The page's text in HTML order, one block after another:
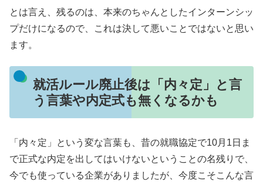
とは言え、残るのは、本来のちゃんとしたインターンシッ
プだけになるので、これは決して悪いことではないと思い
ます。
就活ルール廃止後は「内々定」と言
う言葉や内定式も無くなるかも
「内々定」という変な言葉も、昔の就職協定で10月1日ま
で正式な内定を出してはいけないということの名残りで、
今でも使っている企業がありましたが、今度こそこんな言